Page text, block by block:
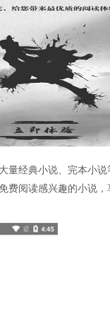
经典小说、完本小
阅读感兴趣的小说